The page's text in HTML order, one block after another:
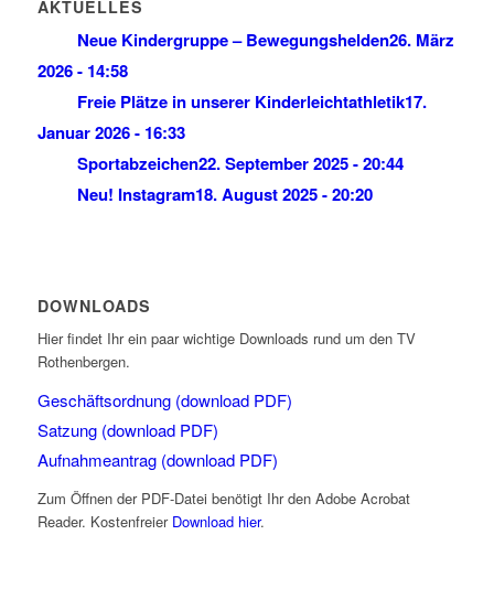
AKTUELLES
Neue Kindergruppe – Bewegungshelden26. März
2026 - 14:58
Freie Plätze in unserer Kinderleichtathletik17.
Januar 2026 - 16:33
Sportabzeichen22. September 2025 - 20:44
Neu! Instagram18. August 2025 - 20:20
DOWNLOADS
Hier findet Ihr ein paar wichtige Downloads rund um den TV
Rothenbergen.
Geschäftsordnung (download PDF)
Satzung (download PDF)
Aufnahmeantrag (download PDF)
Zum Öffnen der PDF-Datei benötigt Ihr den Adobe Acrobat
Reader. Kostenfreier Download hier.